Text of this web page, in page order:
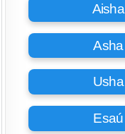
Aisha
Asha
Usha
Esaú